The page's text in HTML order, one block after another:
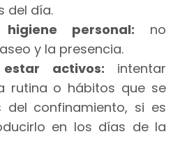
del día.
personal: no
y la presencia.
activos: intentar
rutina o hábitos que se
del confinamiento, si es
en los días de la